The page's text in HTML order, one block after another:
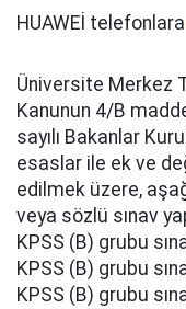
HUAWEİ telefonlara
Üniversite Merkez
Kanunun 4/B
sayılı Bakanlar
esaslar ile ek ve
edilmek üzere,
veya sözlü sınav
KPSS (B) grubu
KPSS (B) grubu
KPSS (B) grubu